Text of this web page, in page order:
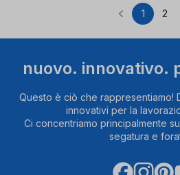
Pagina
1 2
nuovo. innovativo.
Questo è ciò che rappresentiamo!
innovativi per la
Ci concentriamo principalmente
segatura e